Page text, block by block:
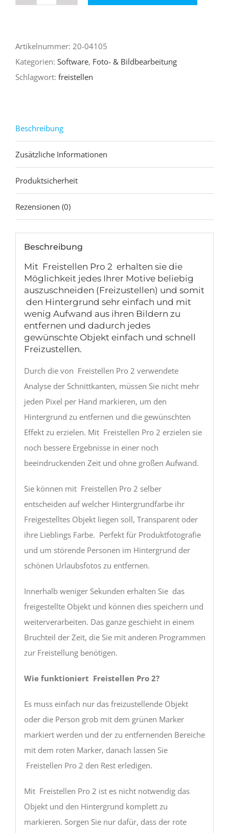
–
Fotoschere
zum
Artikelnummer: 20-04105
Kategorien: Software, Foto- & Bildbearbeitung
Schlagwort: freistellen
Beschreibung
Zusätzliche Informationen
Produktsicherheit
Rezensionen (0)
Beschreibung
Mit Freistellen Pro 2 erhalten sie die
Möglichkeit jedes Ihrer Motive beliebig
auszuschneiden (Freizustellen) und somit
den Hintergrund sehr einfach und mit
wenig Aufwand aus ihren Bildern zu
entfernen und dadurch jedes
gewünschte Objekt einfach und schnell
Freizustellen.
Durch die von Freistellen Pro 2 verwendete
Analyse der Schnittkanten, müssen Sie nicht mehr
jeden Pixel per Hand markieren, um den
Hintergrund zu entfernen und die gewünschten
Effekt zu erzielen. Mit Freistellen Pro 2 erzielen sie
noch bessere Ergebnisse in einer noch
beeindruckenden Zeit und ohne großen Aufwand.
Sie können mit Freistellen Pro 2 selber
entscheiden auf welcher Hintergrundfarbe ihr
Freigestelltes Objekt liegen soll, Transparent oder
ihre Lieblings Farbe. Perfekt für Produktfotografie
und um störende Personen im Hintergrund der
schönen Urlaubsfotos zu entfernen.
Innerhalb weniger Sekunden erhalten Sie das
freigestellte Objekt und können dies speichern und
weiterverarbeiten. Das ganze geschieht in einem
Bruchteil der Zeit, die Sie mit anderen Programmen
zur Freistellung benötigen.
Wie funktioniert Freistellen Pro 2?
Es muss einfach nur das freizustellende Objekt
oder die Person grob mit dem grünen Marker
markiert werden und der zu entfernenden Bereiche
mit dem roten Marker, danach lassen Sie
Freistellen Pro 2 den Rest erledigen.
Mit Freistellen Pro 2 ist es nicht notwendig das
Objekt und den Hintergrund komplett zu
markieren. Sorgen Sie nur dafür, dass der rote